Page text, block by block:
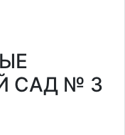
САД № 3